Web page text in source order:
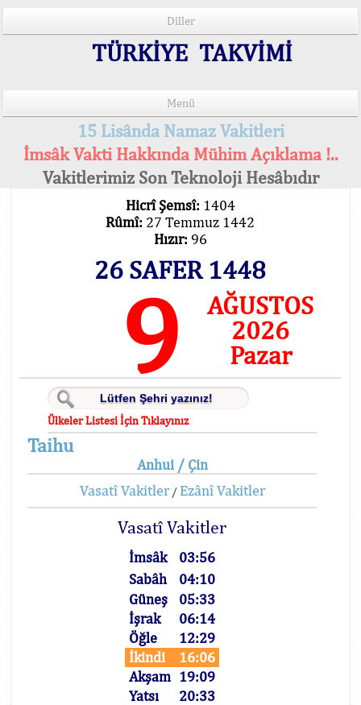
Diller
TÜRKİYE TAKVİMİ
Menü
15 Lisânda Namaz Vakitleri
İmsâk Vakti Hakkında Mühim Açıklama !..
Vakitlerimiz Son Teknoloji Hesâbıdır
Hicrî Şemsî: 1404
Rûmî: 27 Temmuz 1442
Hızır: 96
26 SAFER 1448
9
AĞUSTOS
2026
Pazar
Ülkeler Listesi İçin Tıklayınız
Taihu
Anhui / Çin
Vasatî Vakitler/ Ezânî Vakitler
Vasatî Vakitler
İmsâk
03:56
Sabâh
04:10
Güneş
05:33
İşrak
06:14
Öğle
12:29
İkindi
16:06
Akşam 19:09
Yatsı
20:33